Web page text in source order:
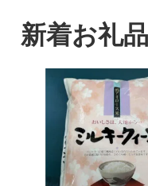
新着お礼品